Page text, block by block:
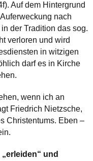
Auf dem Hintergrund
nach
der Tradition das sog.
verloren und wird
in witzigen
darf es in Kirche
wenn ich an
Friedrich Nietzsche,
Christentums. Eben –
und